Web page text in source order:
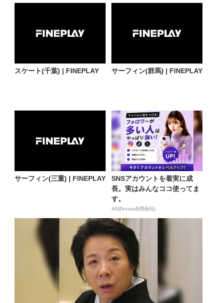
スケート(千葉) | FINEPLAY サーフィン(群馬) | FINEPLAY
サーフィン(三重) | FINEPLAY
SNSアカウントを着実に成
長。実はみんなココ使ってま
す。
AD(Dreaw合同会社)